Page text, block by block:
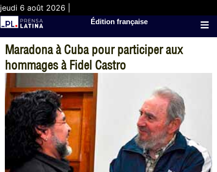
jeudi 6 août 2026 |
Édition française
Maradona à Cuba pour participer aux
hommages à Fidel Castro